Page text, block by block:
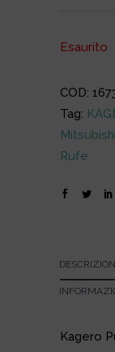
Esaurito
COD:
Tag:
Rufe
Kagero